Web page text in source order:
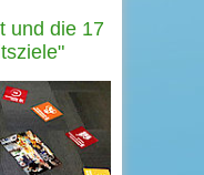
und die 17